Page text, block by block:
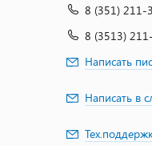
8 (351) 211-
8 (3513)
Написать
Написать в